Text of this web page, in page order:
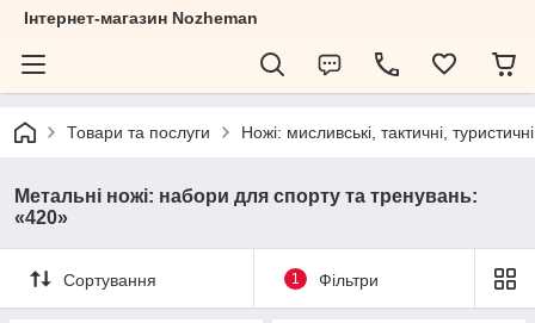
Інтернет-магазин Nozheman
Товари та послуги Ножі: мисливські, тактичні,
Метальні ножі: набори для спорту та тренувань:
«420»
Сортування 1 Фільтри